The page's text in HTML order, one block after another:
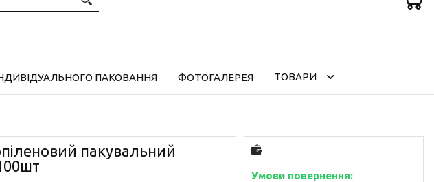
ПАКОВАННЯ ФОТОГАЛЕРЕЯ ТОВАРИ
пакувальний